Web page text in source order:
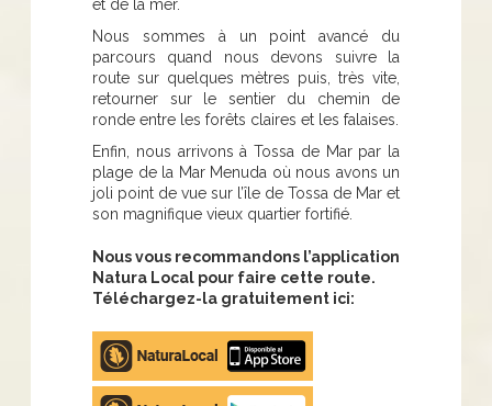
et de la mer.
Nous sommes à un point avancé du
parcours quand nous devons suivre la
route sur quelques mètres puis, très vite,
retourner sur le sentier du chemin de
ronde entre les forêts claires et les falaises.
Enfin, nous arrivons à Tossa de Mar par la
plage de la Mar Menuda où nous avons un
joli point de vue sur l’île de Tossa de Mar et
son magnifique vieux quartier fortifié.
Nous vous recommandons l’application
Natura Local pour faire cette route.
Téléchargez-la gratuitement ici:
Apple
store
Google